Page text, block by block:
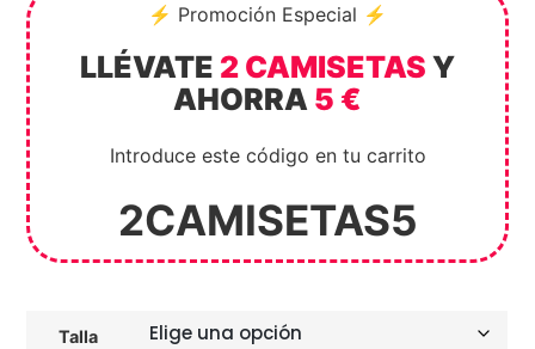
⚡ Promoción Especial ⚡
LLÉVATE 2 CAMISETAS Y
AHORRA 5 €
Introduce este código en tu carrito
2CAMISETAS5
Talla